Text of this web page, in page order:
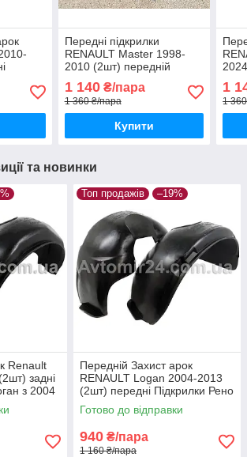
Передні підкрилки
RENAULT Master 1998-
2010 (2шт) передній
до 2010 пара передніх
1 140₴/пара
1 360 ₴/пара
Купити
1
1
та новинки
Renault
задні
з 2004
Топ продажів –19%
Передній Захист арок
RENAULT Logan 2004-2013
(2шт) передні Підкрилки Рено
Логан з 2004 до 2013 пара
передніх
Готово до відправки
940 ₴/пара
1 160 ₴/пара